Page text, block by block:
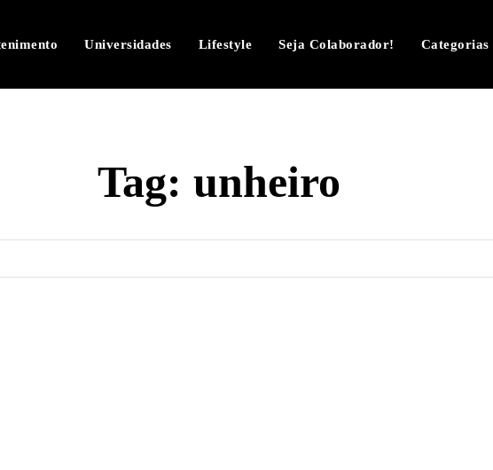
Universidades Lifestyle Seja Colaborador! Categorias
Tag: unheiro